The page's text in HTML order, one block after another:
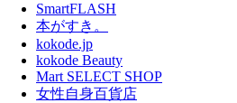
SmartFLASH
本がすき。
kokode.jp
kokode Beauty
Mart SELECT SHOP
女性自身百貨店